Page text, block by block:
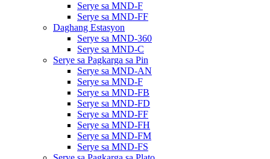
Serye sa MND-F
Serye sa MND-FF
Daghang Estasyon
Serye sa MND-360
Serye sa MND-C
Serye sa Pagkarga sa Pin
Serye sa MND-AN
Serye sa MND-F
Serye sa MND-FB
Serye sa MND-FD
Serye sa MND-FF
Serye sa MND-FH
Serye sa MND-FM
Serye sa MND-FS